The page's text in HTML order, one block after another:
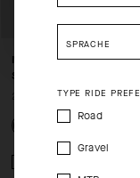
MILLE GTS BIB
STANDARD
250,00 EUR
SPRACHE
TYPE RIDE
Road
Gravel